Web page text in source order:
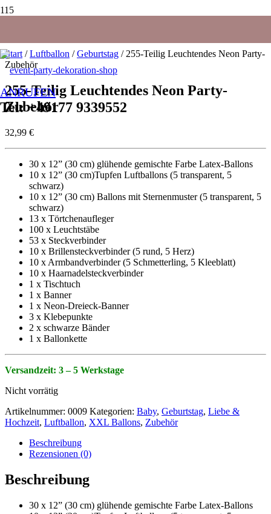
ANRUFEN
Tel: +49177 9339552
Start /Luftballon /Geburtstag / 255-Teilig Leuchtendes Neon Party-
Zubehör
255-Teilig Leuchtendes Neon Party-
Zubehör
32,99 €
30 x 12” (30 cm) glühende gemischte Farbe Latex-Ballons
10 x 12” (30 cm)Tupfen Luftballons (5 transparent, 5
schwarz)
10 x 12” (30 cm) Ballons mit Sternenmuster (5 transparent, 5
schwarz)
13 x Törtchenaufleger
100 x Leuchtstäbe
53 x Steckverbinder
10 x Brillensteckverbinder (5 rund, 5 Herz)
10 x Armbandverbinder (5 Schmetterling, 5 Kleeblatt)
10 x Haarnadelsteckverbinder
1 x Tischtuch
1 x Banner
1 x Neon-Dreieck-Banner
3 x Klebepunkte
2 x schwarze Bänder
1 x Ballonkette
Versandzeit: 3 – 5 Werkstage
Nicht vorrätig
Artikelnummer: 0009 Kategorien: Baby, Geburtstag, Liebe &
Hochzeit, Luftballon, XXL Ballons, Zubehör
Beschreibung
Rezensionen (0)
Beschreibung
30 x 12” (30 cm) glühende gemischte Farbe Latex-Ballons